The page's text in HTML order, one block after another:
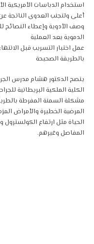
استخدام الدباسات الأمريكية
أعلى ولتجنب العدوى الناتجة
وصف الأدوية وإعطاء النصائح
الدموية بعد العملية
عمل اختبار التسريب قبل
بالطريقة الصحيحة
ينصح الدكتور هشام مدرس
الكلية الملكية البريطانية
مشكلة السمنة المفرطة
المرضية الخطيرة والأمراض
الحياة مثل ارتفاع الكولسترول
المفاصل وغيرهم.